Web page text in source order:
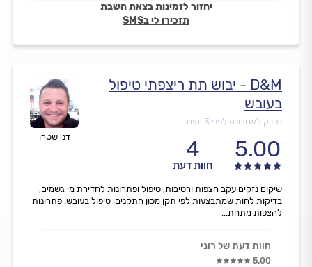
יחזור לזמינות בצאת השבת
תזכירו לי בSMS
דני שטרן
D&M - יבוש תת ריצפתי טיפול
בעובש
נבדק לאחרונה לפני 3 ימים
5.00
4
חוות דעת
שיקום נזקים עקב הצפות ורטיבות, טיפול ופתרונות לחדירת מי גשמים,
בדיקות לחות שמתבצעות לפי תקן מכון התקנים, טיפול בעובש, פתרונות
להצפות מתחת...
חוות דעת של רוני
5.00